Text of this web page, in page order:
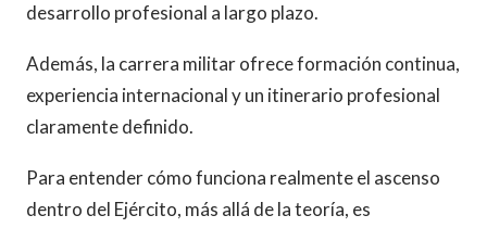
desarrollo profesional a largo plazo.
Además, la carrera militar ofrece formación continua,
experiencia internacional y un itinerario profesional
claramente definido.
Para entender cómo funciona realmente el ascenso
dentro del Ejército, más allá de la teoría, es